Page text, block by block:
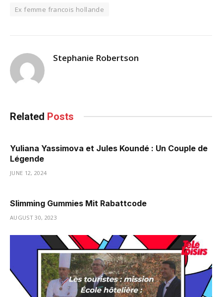
Ex femme francois hollande
Stephanie Robertson
Related Posts
Yuliana Yassimova et Jules Koundé : Un Couple de
Légende
JUNE 12, 2024
Slimming Gummies Mit Rabattcode
AUGUST 30, 2023